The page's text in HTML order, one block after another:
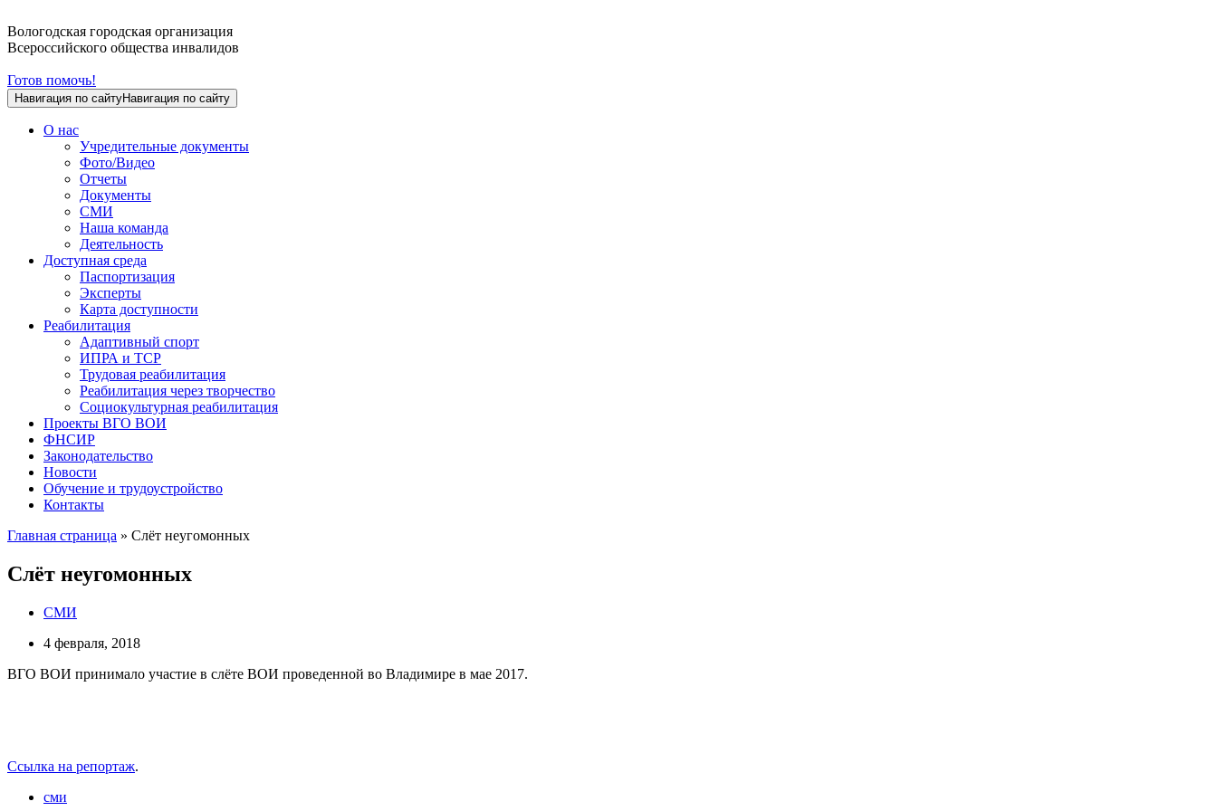
Вологодская городская организация
Всероссийского общества инвалидов
Готов помочь!
Навигация по сайтуНавигация по сайту
О нас
Учредительные документы
Фото/Видео
Отчеты
Документы
СМИ
Наша команда
Деятельность
Доступная среда
Паспортизация
Эксперты
Карта доступности
Реабилитация
Адаптивный спорт
ИПРА и ТСР
Трудовая реабилитация
Реабилитация через творчество
Социокультурная реабилитация
Проекты ВГО ВОИ
ФНСИР
Законодательство
Новости
Обучение и трудоустройство
Контакты
Главная страница » Слёт неугомонных
Слёт неугомонных
СМИ
4 февраля, 2018
ВГО ВОИ принимало участие в слёте ВОИ проведенной во Владимире в мае 2017.
Ссылка на репортаж.
сми